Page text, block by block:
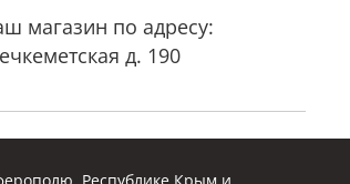
магазин по адресу:
д. 190
Республике Крым и